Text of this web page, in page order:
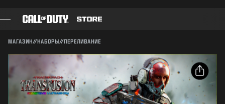
БОЕВОЙ ПРОПУСК
ЧЕРНЫЙ СЕКТОР
МАГАЗИН//НАБОРЫ//ПЕРЕЛИВАНИЕ
Совместимо:
ПОДТВЕРДИТЬ ПОКУПКУ
ОТМЕНАОПУБЛИКОВАТЬ